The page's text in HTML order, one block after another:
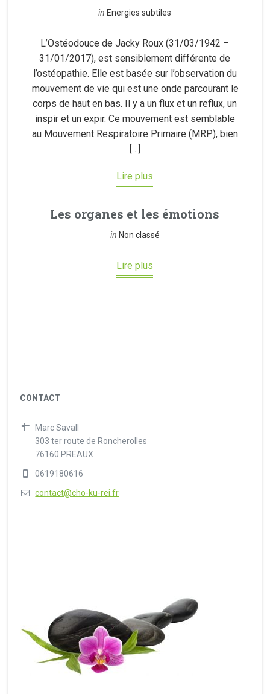
in Energies subtiles
L’Ostéodouce de Jacky Roux (31/03/1942 –
31/01/2017), est sensiblement différente de
l’ostéopathie. Elle est basée sur l’observation du
mouvement de vie qui est une onde parcourant le
corps de haut en bas. Il y a un flux et un reflux, un
inspir et un expir. Ce mouvement est semblable
au Mouvement Respiratoire Primaire (MRP), bien
[…]
Lire plus
Les organes et les émotions
in Non classé
Lire plus
CONTACT
Marc Savall
303 ter route de Roncherolles
76160 PREAUX
0619180616
contact@cho-ku-rei.fr